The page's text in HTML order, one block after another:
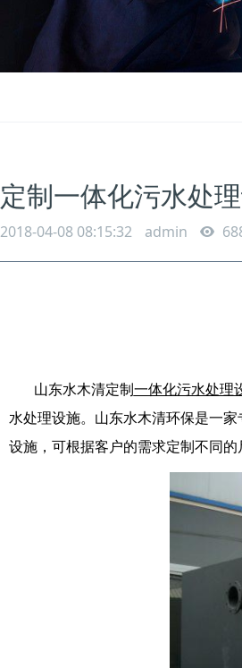
定制一体化污水处
2018-04-08 08:15:32 admin
山东水木清定制 一体化污水处理
水处理设施。山东水木清环保是一
设施，可根据客户的需求定制不同的